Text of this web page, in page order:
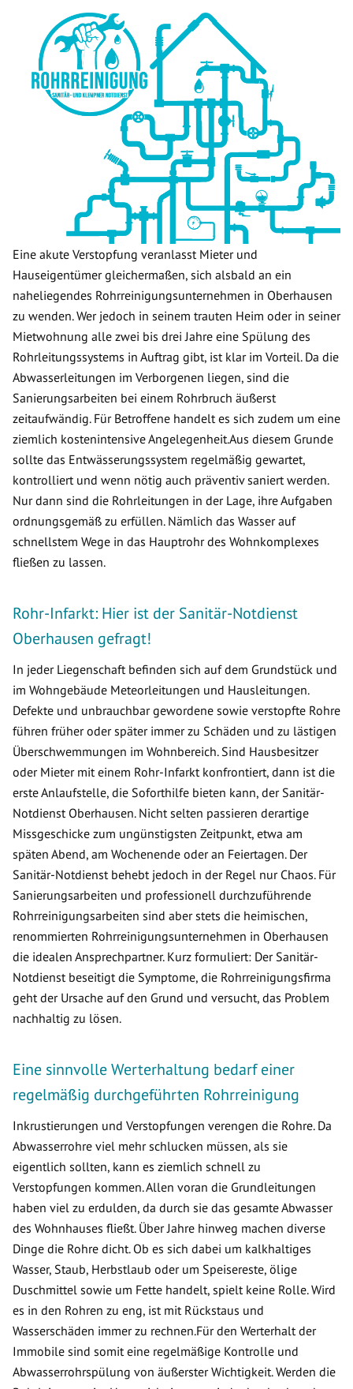
Eine akute Verstopfung veranlasst Mieter und
Hauseigentümer gleichermaßen, sich alsbald an ein
naheliegendes Rohrreinigungsunternehmen in Oberhausen
zu wenden. Wer jedoch in seinem trauten Heim oder in seiner
Mietwohnung alle zwei bis drei Jahre eine Spülung des
Rohrleitungssystems in Auftrag gibt, ist klar im Vorteil. Da die
Abwasserleitungen im Verborgenen liegen, sind die
Sanierungsarbeiten bei einem Rohrbruch äußerst
zeitaufwändig. Für Betroffene handelt es sich zudem um eine
ziemlich kostenintensive Angelegenheit.Aus diesem Grunde
sollte das Entwässerungssystem regelmäßig gewartet,
kontrolliert und wenn nötig auch präventiv saniert werden.
Nur dann sind die Rohrleitungen in der Lage, ihre Aufgaben
ordnungsgemäß zu erfüllen. Nämlich das Wasser auf
schnellstem Wege in das Hauptrohr des Wohnkomplexes
fließen zu lassen.
Rohr-Infarkt: Hier ist der Sanitär-Notdienst
Oberhausen gefragt!
In jeder Liegenschaft befinden sich auf dem Grundstück und
im Wohngebäude Meteorleitungen und Hausleitungen.
Defekte und unbrauchbar gewordene sowie verstopfte Rohre
führen früher oder später immer zu Schäden und zu lästigen
Überschwemmungen im Wohnbereich. Sind Hausbesitzer
oder Mieter mit einem Rohr-Infarkt konfrontiert, dann ist die
erste Anlaufstelle, die Soforthilfe bieten kann, der Sanitär-
Notdienst Oberhausen. Nicht selten passieren derartige
Missgeschicke zum ungünstigsten Zeitpunkt, etwa am
späten Abend, am Wochenende oder an Feiertagen. Der
Sanitär-Notdienst behebt jedoch in der Regel nur Chaos. Für
Sanierungsarbeiten und professionell durchzuführende
Rohrreinigungsarbeiten sind aber stets die heimischen,
renommierten Rohrreinigungsunternehmen in Oberhausen
die idealen Ansprechpartner. Kurz formuliert: Der Sanitär-
Notdienst beseitigt die Symptome, die Rohrreinigungsfirma
geht der Ursache auf den Grund und versucht, das Problem
nachhaltig zu lösen.
Eine sinnvolle Werterhaltung bedarf einer
regelmäßig durchgeführten Rohrreinigung
Inkrustierungen und Verstopfungen verengen die Rohre. Da
Abwasserrohre viel mehr schlucken müssen, als sie
eigentlich sollten, kann es ziemlich schnell zu
Verstopfungen kommen. Allen voran die Grundleitungen
haben viel zu erdulden, da durch sie das gesamte Abwasser
des Wohnhauses fließt. Über Jahre hinweg machen diverse
Dinge die Rohre dicht. Ob es sich dabei um kalkhaltiges
Wasser, Staub, Herbstlaub oder um Speisereste, ölige
Duschmittel sowie um Fette handelt, spielt keine Rolle. Wird
es in den Rohren zu eng, ist mit Rückstaus und
Wasserschäden immer zu rechnen.Für den Werterhalt der
Immobile sind somit eine regelmäßige Kontrolle und
Abwasserrohrspülung von äußerster Wichtigkeit. Werden die